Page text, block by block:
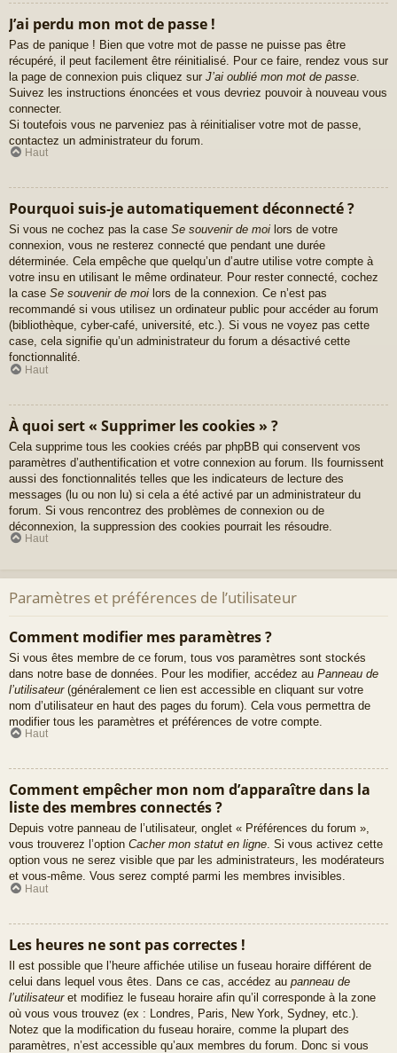
J’ai perdu mon mot de passe !
Pas de panique ! Bien que votre mot de passe ne puisse pas être
récupéré, il peut facilement être réinitialisé. Pour ce faire, rendez vous sur
la page de connexion puis cliquez sur J’ai oublié mon mot de passe
Suivez les instructions énoncées et vous devriez pouvoir à nouveau vous
connecter.
Si toutefois vous ne parveniez pas à réinitialiser votre mot de passe,
contactez un administrateur du forum.
Haut
Pourquoi suis-je automatiquement déconnecté ?
Si vous ne cochez pas la case Se souvenir de moi lors de votre
connexion, vous ne resterez connecté que pendant une durée
déterminée. Cela empêche que quelqu’un d’autre utilise votre compte à
votre insu en utilisant le même ordinateur. Pour rester connecté, cochez
la case Se souvenir de moi lors de la connexion. Ce n’est pas
recommandé si vous utilisez un ordinateur public pour accéder au forum
(bibliothèque, cyber-café, université, etc.). Si vous ne voyez pas cette
case, cela signifie qu’un administrateur du forum a désactivé cette
fonctionnalité.
Haut
À quoi sert « Supprimer les cookies » ?
Cela supprime tous les cookies créés par phpBB qui conservent vos
paramètres d’authentification et votre connexion au forum. Ils fournissent
aussi des fonctionnalités telles que les indicateurs de lecture des
messages (lu ou non lu) si cela a été activé par un administrateur du
forum. Si vous rencontrez des problèmes de connexion ou de
déconnexion, la suppression des cookies pourrait les résoudre.
Haut
Paramètres et préférences de l’utilisateur
Comment modifier mes paramètres ?
Si vous êtes membre de ce forum, tous vos paramètres sont stockés
dans notre base de données. Pour les modifier, accédez au Panneau de
l’utilisateur(généralement ce lien est accessible en cliquant sur votre
nom d’utilisateur en haut des pages du forum). Cela vous permettra de
modifier tous les paramètres et préférences de votre compte.
Haut
Comment empêcher mon nom d’apparaître dans la
liste des membres connectés ?
Depuis votre panneau de l’utilisateur, onglet « Préférences du forum »,
vous trouverez l’option Cacher mon statut en ligne. Si vous activez cette
option vous ne serez visible que par les administrateurs, les modérateurs
et vous-même. Vous serez compté parmi les membres invisibles.
Haut
Les heures ne sont pas correctes !
Il est possible que l’heure affichée utilise un fuseau horaire différent de
celui dans lequel vous êtes. Dans ce cas, accédez au panneau de
l’utilisateuret modifiez le fuseau horaire afin qu’il corresponde à la zone
où vous vous trouvez (ex : Londres, Paris, New York, Sydney, etc.).
Notez que la modification du fuseau horaire, comme la plupart des
paramètres, n’est accessible qu’aux membres du forum. Donc si vous